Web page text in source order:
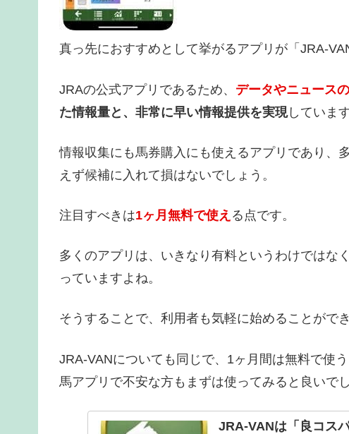
真っ先におすすめとして挙がるアプリが「JRA-
JRAの公式アプリであるため、 データやニュース
た情報量と、非常に早い情報提供を実現しています
情報収集にも馬券購入にも使えるアプリであり、
えず候補に入れて損はないでしょう。
注目すべきは1ヶ月無料で使え る点です。
多くのアプリは、いきなり有料というわけではな
っていますよね。
そうすることで、利用者も気軽に始めることがで
JRA-VANについても同じで、1ヶ月間は無料で使
馬アプリで不安な方もまずは使ってみると良いでし
JRA-VANは「良コス